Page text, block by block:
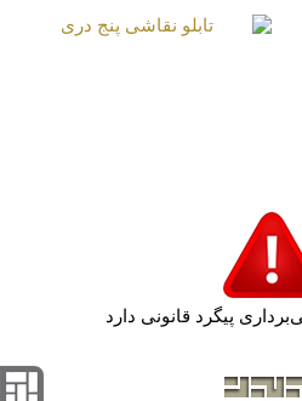
پیگرد قانونی دارد